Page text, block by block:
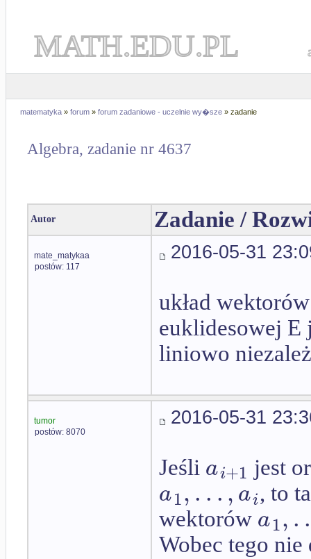
MATH.EDU.PL
matematyka » forum » forum zadaniowe - uczelnie wy�sze » zadanie
Algebra, zadanie nr 4637
Autor Zadanie /
mate_matykaa
postów: 117
2016-05-31
układ
euklidesowej E
liniowo
tumor
postów: 8070
2016-05-31
Jeśli ai+1 jest
a1,...,ai, to
wektorów a1,..
Wobec tego